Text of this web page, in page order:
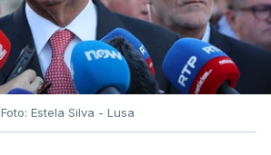
Foto: Estela Silva - Lusa